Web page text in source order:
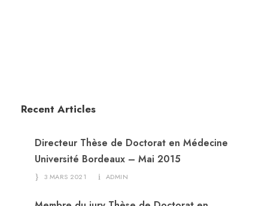
Recent Articles
Directeur Thèse de Doctorat en Médecine
Université Bordeaux – Mai 2015
3 MARS 2021 ADMIN